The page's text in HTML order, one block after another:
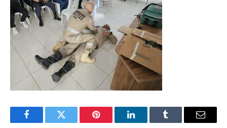
FacebookTwitter Pinterest O
Tumblr
E-